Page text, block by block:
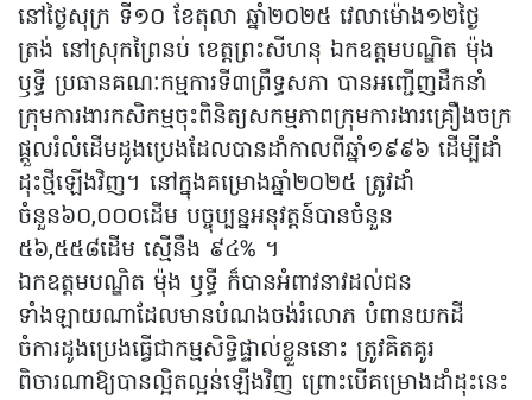
នៅថ្ងៃសុក្រ ទី១០ ខែតុលា ឆ្នាំ២០២៥ វេលាម៉ោង១២ថ្ងៃ
ត្រង់ នៅស្រុកព្រៃនប់ ខេត្តព្រះសីហនុ ឯកឧត្តមបណ្ឌិត ម៉ុង
ឫទ្ធី ប្រធានគណៈកម្មការទី៣ព្រឹទ្ធសភា បានអញ្ជើញដឹកនាំ
ក្រុមការងារកសិកម្មចុះពិនិត្យសកម្មភាពក្រុមការងារគ្រឿងចក្រ
ផ្តួលរំលំដើមដូងប្រេងដែលបានដាំកាលពីឆ្នាំ១៩៩៦ ដើម្បីដាំ
ដុះថ្មីឡើងវិញ។ នៅក្នុងគម្រោងឆ្នាំ២០២៥ ត្រូវដាំ
ចំនួន៦០,០០០ដើម បច្ចុប្បន្នអនុវត្តន៍បានចំនួន
៥៦,៥៥៨ដើម ស្មើនឹង ៩៤% ។
ឯកឧត្តមបណ្ឌិត ម៉ុង ឫទ្ធី ក៏បានអំពាវនាវដល់ជន
ទាំងឡាយណាដែលមានបំណងចង់រំលោភ បំពានយកដី
ចំការដូងប្រេងធ្វើជាកម្មសិទ្ធិផ្ទាល់ខ្លួននោះ ត្រូវគិតគូរ
ពិចារណាឱ្យបានល្អិតល្អន់ឡើងវិញ ព្រោះបើគម្រោងដាំដុះនេះ